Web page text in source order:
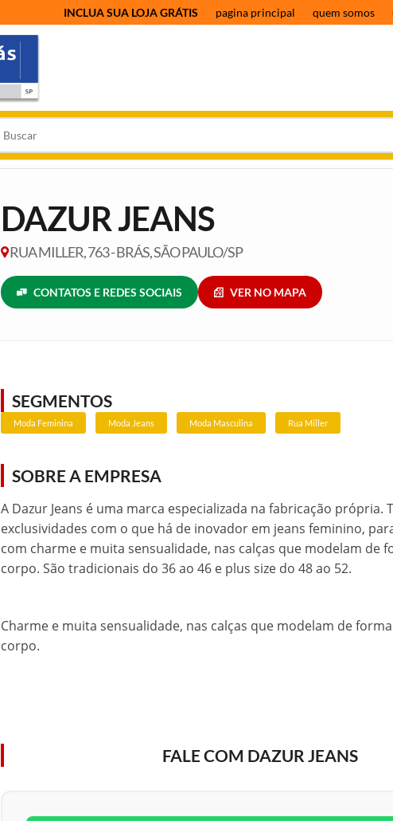
INCLUA SUA LOJA GRÁTIS pagina principal quem somos
DAZUR JEANS
RUA MILLER, 763 - BRÁS, SÃO PAULO/SP
CONTATOS E REDES SOCIAIS VER NO MAPA
SEGMENTOS
Moda Feminina Moda Jeans Moda Masculina Rua Miller
SOBRE A EMPRESA
A Dazur Jeans é uma marca especializada na fabricação própria.
exclusividades com o que há de inovador em jeans feminino,
com charme e muita sensualidade, nas calças que modelam de
corpo. São tradicionais do 36 ao 46 e plus size do 48 ao 52.
Charme e muita sensualidade, nas calças que modelam de
corpo.
FALE COM DAZUR JEANS